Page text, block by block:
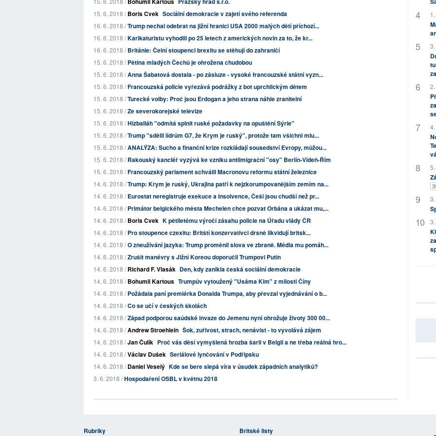
15. 6. 2018 /Boris Cvek Sociální demokracie v zajetí svého referenda
16. 6. 2018 /Trump nechal odebrat na jižní hranici USA 2000 malých dětí příchozí...
16. 6. 2018 /Karikaturistu vyhodili po 25 letech z amerických novin za to, že kr...
16. 6. 2018 /Británie: Čelní stoupenci brexitu se stěhují do zahraničí
15. 6. 2018 /Pětina mladých Čechů je ohrožena chudobou
15. 6. 2018 /Anna Šabatová dostala - po zásluze - vysoké francouzské státní vyzn...
15. 6. 2018 /Francouzská policie vyřezává podrážky z bot uprchlickým dětem
15. 6. 2018 /Turecké volby: Proč jsou Erdogan a jeho strana náhle zranitelní
15. 6. 2018 /Ze severokorejské televize
15. 6. 2018 /Hizballáh "odmítá splnit ruské požadavky na opuštění Sýrie"
15. 6. 2018 /Trump "sdělil lídrům G7, že Krym je ruský", protože tam všichni mlu...
15. 6. 2018 /ANALÝZA: Sucho a finanční krize rozkládají sousedství Evropy, můžou...
15. 6. 2018 /Rakouský kancléř vyzývá ke vzniku antiimigrační "osy" Berlín-Vídeň-Řím
15. 6. 2018 /Francouzský parlament schválil Macronovu reformu státní železnice
14. 6. 2018 /Trump: Krym je ruský, Ukrajina patří k nejzkorumpovanějším zemím na...
14. 6. 2018 /Eurostat neregistruje exekuce a insolvence, Češi jsou chudší než pr...
14. 6. 2018 /Primátor belgického města Mechelen chce pozvat Orbána a ukázat mu,...
14. 6. 2018 /Boris Cvek K pětiletému výročí zásahu policie na Úřadu vlády ČR
14. 6. 2018 /Pro stoupence czexitu: Britští konzervativci drsně likvidují britsk...
14. 6. 2018 /O zneužívání jazyka: Trump proměnil slova ve zbraně. Média mu pomáh...
14. 6. 2018 /Zrušit manévry s Jižní Koreou doporučil Trumpovi Putin
14. 6. 2018 /Richard F. Vlasák Den, kdy zanikla česká sociální demokracie
14. 6. 2018 /Bohumil Kartous Trumpův vytoužený "Usáma Kim" z milosti Číny
14. 6. 2018 /Požádala paní premiérka Donalda Trumpa, aby převzal vyjednávání o b...
14. 6. 2018 /Co se učí v českých školách
14. 6. 2018 /Západ podporou saúdské invaze do Jemenu nyní ohrožuje životy 300 00...
14. 6. 2018 /Andrew Stroehlein Šok, zuřivost, strach, nenávist - to vyvolává zájem
14. 6. 2018 /Jan Čulík Proč vás děsí vymyšlená hrozba šarii v Belgii a ne třeba reálná hro...
14. 6. 2018 /Václav Dušek Seriálové lynčování v Podřipsku
14. 6. 2018 /Daniel Veselý Kde se bere slepá víra v úsudek západních analytiků?
3. 6. 2018 /Hospodaření OSBL v květnu 2018
Rubriky Britské listy